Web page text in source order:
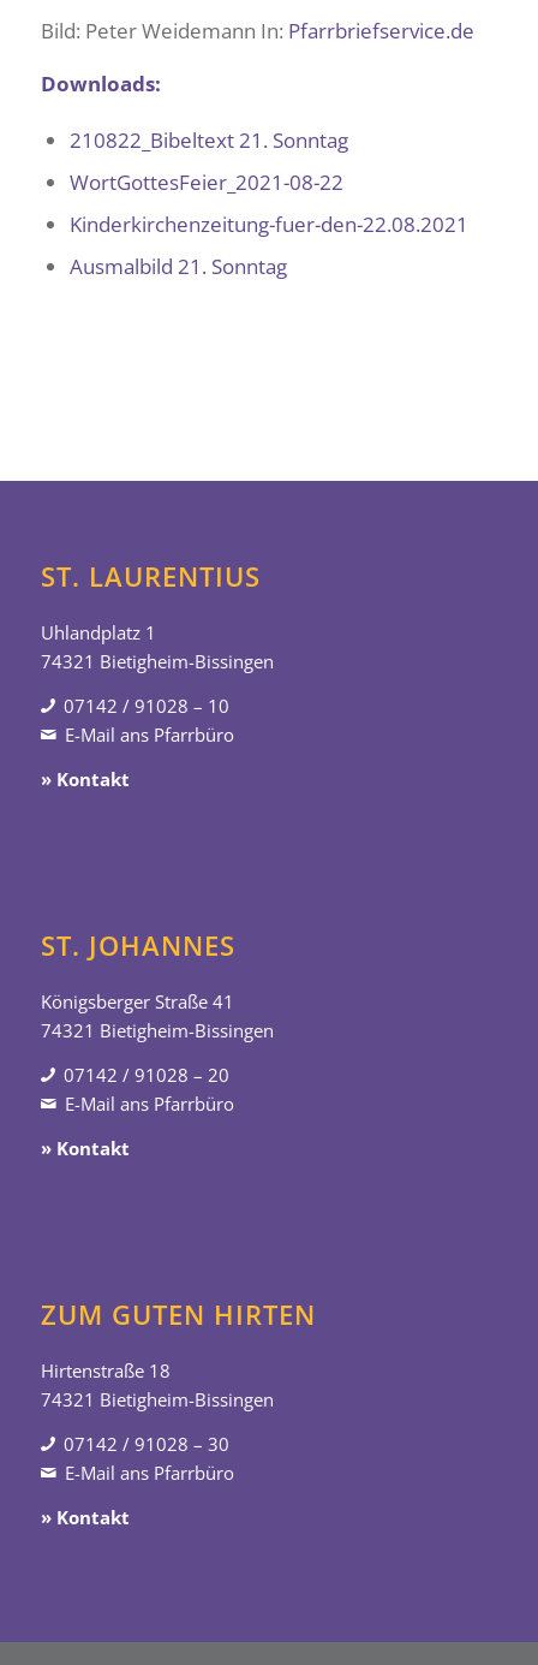
Bild: Peter Weidemann In: Pfarrbriefservice.de
Downloads:
210822_Bibeltext 21. Sonntag
WortGottesFeier_2021-08-22
Kinderkirchenzeitung-fuer-den-22.08.2021
Ausmalbild 21. Sonntag
ST. LAURENTIUS
Uhlandplatz 1
74321 Bietigheim-Bissingen
07142 / 91028 – 10
E-Mail ans Pfarrbüro
» Kontakt
ST. JOHANNES
Königsberger Straße 41
74321 Bietigheim-Bissingen
07142 / 91028 – 20
E-Mail ans Pfarrbüro
» Kontakt
ZUM GUTEN HIRTEN
Hirtenstraße 18
74321 Bietigheim-Bissingen
07142 / 91028 – 30
E-Mail ans Pfarrbüro
» Kontakt